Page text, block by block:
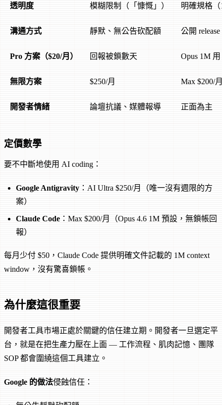
透明度 模糊限制（「慷慨」） 明確規格（
溝通方式 靜默、無公告砍配額 公開 release
Pro 方案（$20/月） 回報被鎖數天 Opus 1M 用
無限方案 $250/月 Max $200/
開發者情緒 論壇抗議、媒體報導 正面為主
定價數學
要不中斷地使用 AI coding：
Google Antigravity ：AI Ultra $250/月（唯一沒有週限的方
案）
Claude Code ：Max $200/月（Opus 4.6 1M 預設，無鎖帳回
報）
每月少付 $50，Claude Code 提供明確文件記載的 1M context
window，沒有驚喜鎖帳。
為什麼這很重要
開發者工具市場正處於關鍵的信任建立期。開發者一旦選定平
台，就是在把生產力壓在上面 — 工作流程、肌肉記憶、團隊
SOP 都會圍繞這個工具建立。
Google 的做法侵蝕信任：